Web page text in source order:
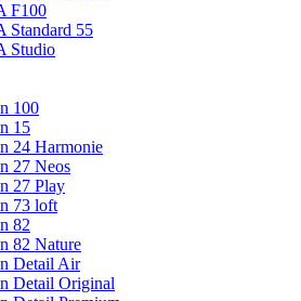
F100
Standard 55
Studio
100
15
24 Harmonie
27 Neos
27 Play
73 loft
82
82 Nature
Detail Air
Detail Original